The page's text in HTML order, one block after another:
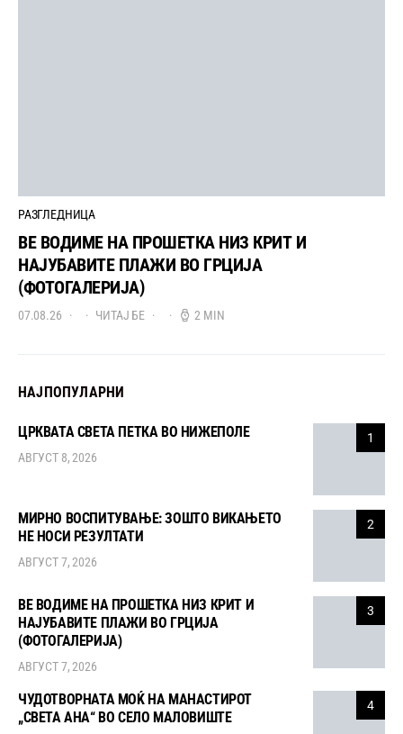
РАЗГЛЕДНИЦА
ВЕ ВОДИМЕ НА ПРОШЕТКА НИЗ КРИТ И
НАЈУБАВИТЕ ПЛАЖИ ВО ГРЦИЈА
(ФОТОГАЛЕРИЈА)
07.08.26 ЧИТАЈ БЕ 2 MIN
НАЈПОПУЛАРНИ
1
ЦРКВАТА СВЕТА ПЕТКА ВО НИЖЕПОЛЕ
АВГУСТ 8, 2026
2
МИРНО ВОСПИТУВАЊЕ: ЗОШТО ВИКАЊЕТО
НЕ НОСИ РЕЗУЛТАТИ
АВГУСТ 7, 2026
3
ВЕ ВОДИМЕ НА ПРОШЕТКА НИЗ КРИТ И
НАЈУБАВИТЕ ПЛАЖИ ВО ГРЦИЈА
(ФОТОГАЛЕРИЈА)
АВГУСТ 7, 2026
4
ЧУДОТВОРНАТА МОЌ НА МАНАСТИРОТ
„СВЕТА АНА“ ВО СЕЛО МАЛОВИШТЕ